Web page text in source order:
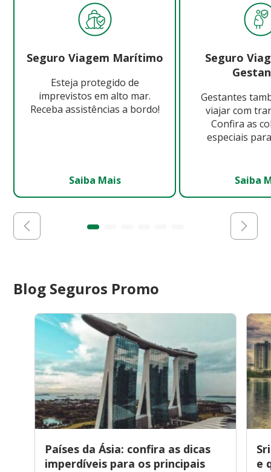
Seguro Viagem Marítimo
Esteja protegido de
imprevistos em alto mar.
Receba assistências a bordo!
Saiba Mais
Seguro
Gestantes
viajar com
Confira as
especiais
Saiba
Blog Seguros Promo
Países da Ásia: confira as dicas
imperdíveis para os principais
e